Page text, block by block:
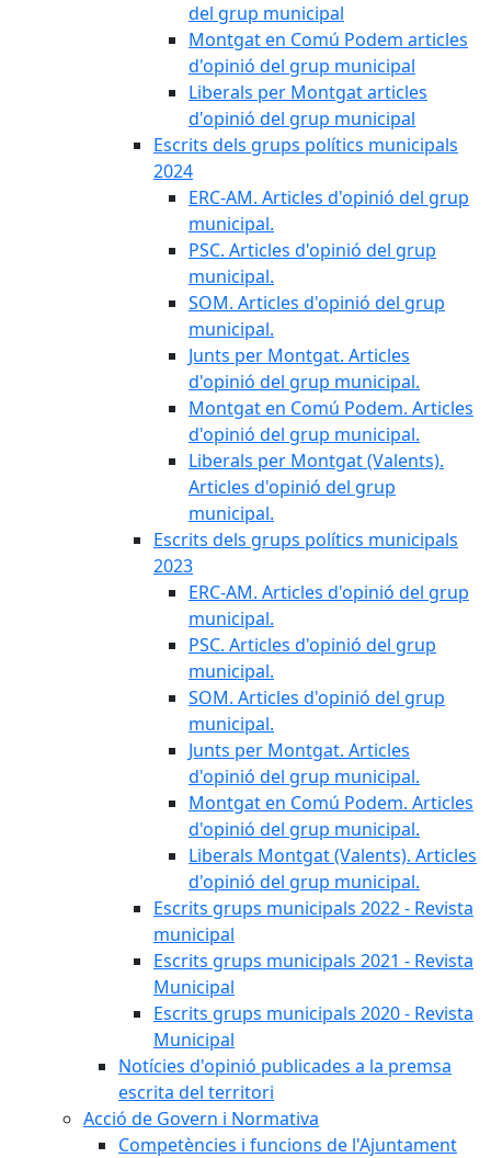
del grup municipal
Montgat en Comú Podem articles
d'opinió del grup municipal
Liberals per Montgat articles
d'opinió del grup municipal
Escrits dels grups polítics municipals
2024
ERC-AM. Articles d'opinió del grup
municipal.
PSC. Articles d'opinió del grup
municipal.
SOM. Articles d'opinió del grup
municipal.
Junts per Montgat. Articles
d'opinió del grup municipal.
Montgat en Comú Podem. Articles
d'opinió del grup municipal.
Liberals per Montgat (Valents).
Articles d'opinió del grup
municipal.
Escrits dels grups polítics municipals
2023
ERC-AM. Articles d'opinió del grup
municipal.
PSC. Articles d'opinió del grup
municipal.
SOM. Articles d'opinió del grup
municipal.
Junts per Montgat. Articles
d'opinió del grup municipal.
Montgat en Comú Podem. Articles
d'opinió del grup municipal.
Liberals Montgat (Valents). Articles
d'opinió del grup municipal.
Escrits grups municipals 2022 - Revista
municipal
Escrits grups municipals 2021 - Revista
Municipal
Escrits grups municipals 2020 - Revista
Municipal
Notícies d'opinió publicades a la premsa
escrita del territori
Acció de Govern i Normativa
Competències i funcions de l'Ajuntament